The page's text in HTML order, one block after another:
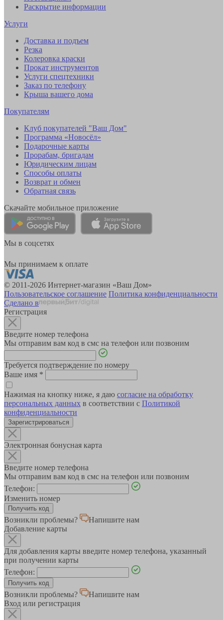
Раскрытие информации
Услуги
Доставка и подъем
Резка
Колеровка краски
Прокат инструментов
Услуги спецтехники
Заказ по телефону
Крыша вашего дома
Покупателям
Клуб покупателей "Ваш Дом"
Программа «Новосёл»
Подарочные карты
Прорабам, бригадам
Юридическим лицам
Способы оплаты
Возврат и обмен
Обратная связь
Скачайте мобильное приложение
Мы в соцсетях
Мы принимаем к оплате
© 2011-2026 Интернет-магазин «Ваш Дом»
Пользовательское соглашение Политика конфиденциальности
Сделано в
Регистрация
Введите номер телефона
Мы отправим вам код в смс на телефон или позвоним
Требуется подтверждение по номеру
Ваше имя *
Нажимая на кнопку ниже, я даю согласие на обработку
персональных данных в соответствии с Политикой
конфиденциальности
Зарегистрироваться
Электронная бонусная карта
Введите номер телефона
Мы отправим вам код в смс на телефон или позвоним
Телефон:
Изменить номер
Возникли проблемы?
Напишите нам
Добавление карты
Для добавления карты введите номер телефона, указанный
при получении карты
Телефон:
Возникли проблемы?
Напишите нам
Вход или регистрация